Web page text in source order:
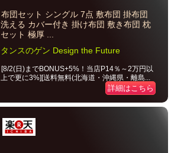
布団セット シングル 7点 敷布団 掛布団
洗える カバー付き 掛け布団 敷き布団 枕
セット 極厚 ...
タンスのゲン Design the Future
[8/2(日)までBONUS+5%！当店P14％～2万円以
上で更に3%][送料無料(北海道・沖縄県・離島...
詳細はこちら